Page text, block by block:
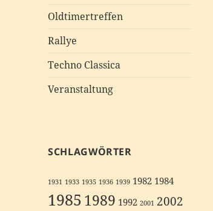
Oldtimertreffen
Rallye
Techno Classica
Veranstaltung
SCHLAGWÖRTER
1931 1933 1935 1936 1939 1982 1984
19851989 1992 2001 2002